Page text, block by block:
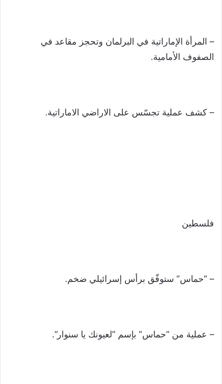
– المرأة الإماراتية في البرلمان وتحجز مقاعد في
الصفوف الأمامية.
– كشف عملية تجسّس على الاراضي الاماراتية.
فلسطين
– “حماس” ستوفّق برأس إسرائيلي ضخم.
– عملية من “حماس” بإسم “لعيونك يا سنوار”.